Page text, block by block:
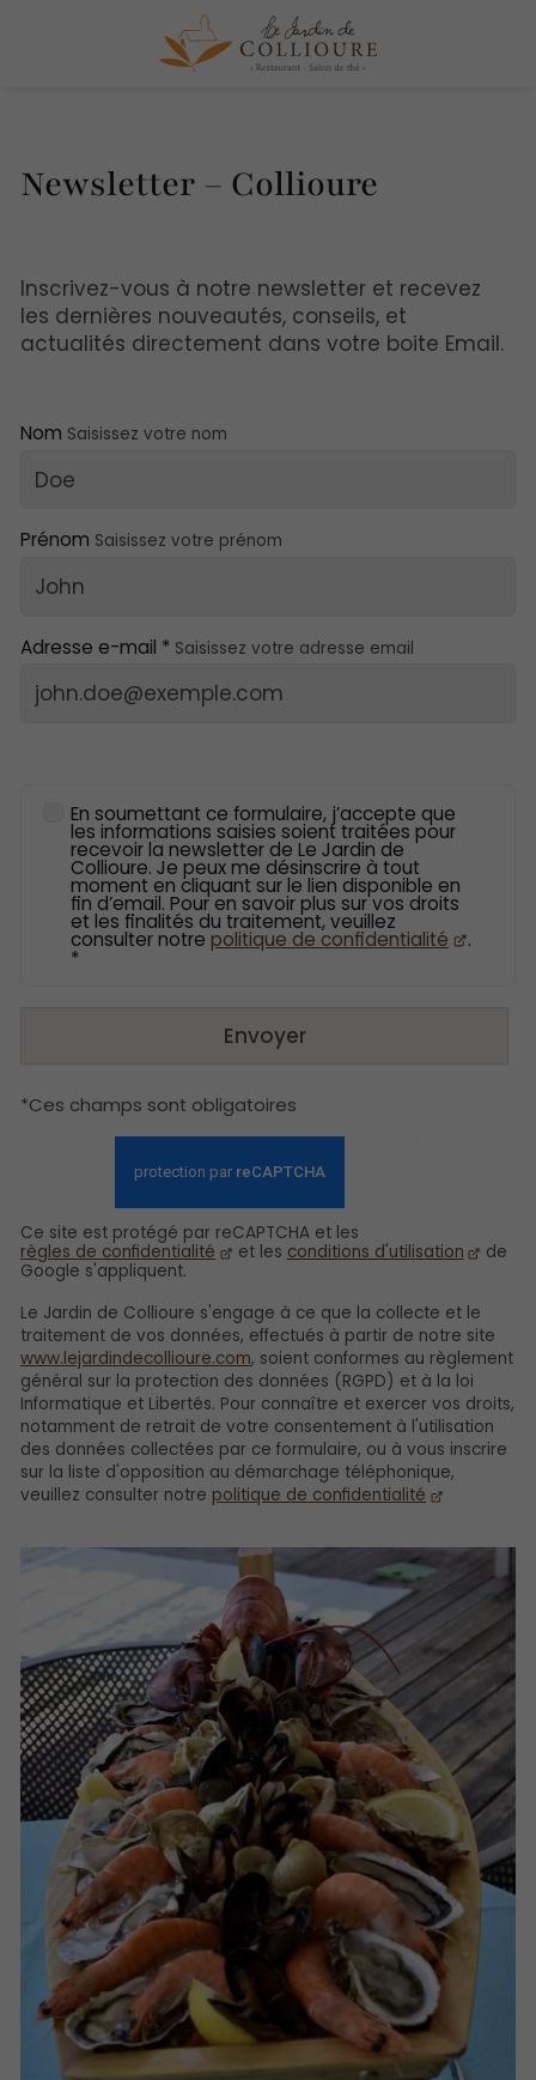
Newsletter – Collioure
Inscrivez-vous à notre newsletter et recevez
les dernières nouveautés, conseils, et
actualités directement dans votre boite Email.
Nom Saisissez votre nom
Prénom Saisissez votre prénom
Adresse e-mail * Saisissez votre adresse email
En soumettant ce formulaire, j’accepte que
les informations saisies soient traitées pour
recevoir la newsletter de Le Jardin de
Collioure. Je peux me désinscrire à tout
moment en cliquant sur le lien disponible en
fin d’email. Pour en savoir plus sur vos droits
et les finalités du traitement, veuillez
consulter notre politique de confidentialité .
*
Envoyer
*Ces champs sont obligatoires
Ce site est protégé par reCAPTCHA et les
règles de confidentialité
et les conditions d'utilisation
de
Google s'appliquent.
Le Jardin de Collioure s'engage à ce que la collecte et le
traitement de vos données, effectués à partir de notre site
www.lejardindecollioure.com, soient conformes au règlement
général sur la protection des données (RGPD) et à la loi
Informatique et Libertés. Pour connaître et exercer vos droits,
notamment de retrait de votre consentement à l'utilisation
des données collectées par ce formulaire, ou à vous inscrire
sur la liste d'opposition au démarchage téléphonique,
veuillez consulter notre politique de confidentialité